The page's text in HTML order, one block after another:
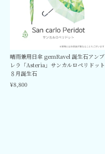
晴雨兼用日傘 gemRavel 誕生石アンブ
レラ「Asteria」サンカルロペリドット
８月誕生石
¥8,800